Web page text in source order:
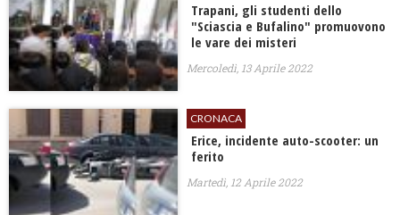
Trapani, gli studenti dello
"Sciascia e Bufalino" promuovono
le vare dei misteri
Mercoledì, 13 Aprile 2022
CRONACA
Erice, incidente auto-scooter: un
ferito
Martedì, 12 Aprile 2022